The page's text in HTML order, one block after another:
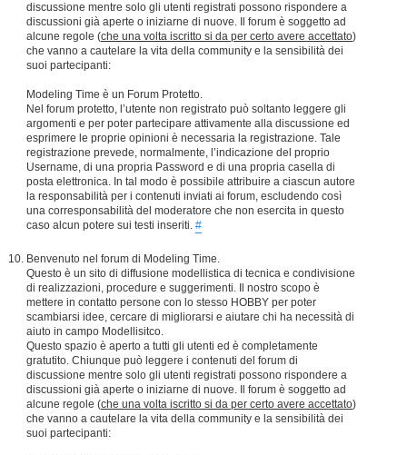
discussione mentre solo gli utenti registrati possono rispondere a
discussioni già aperte o iniziarne di nuove. Il forum è soggetto ad
alcune regole (che una volta iscritto si da per certo avere accettato)
che vanno a cautelare la vita della community e la sensibilità dei
suoi partecipanti:
Modeling Time è un Forum Protetto.
Nel forum protetto, l’utente non registrato può soltanto leggere gli
argomenti e per poter partecipare attivamente alla discussione ed
esprimere le proprie opinioni è necessaria la registrazione. Tale
registrazione prevede, normalmente, l’indicazione del proprio
Username, di una propria Password e di una propria casella di
posta elettronica. In tal modo è possibile attribuire a ciascun autore
la responsabilità per i contenuti inviati ai forum, escludendo così
una corresponsabilità del moderatore che non esercita in questo
caso alcun potere sui testi inseriti. #
Benvenuto nel forum di Modeling Time.
Questo è un sito di diffusione modellistica di tecnica e condivisione
di realizzazioni, procedure e suggerimenti. Il nostro scopo è
mettere in contatto persone con lo stesso HOBBY per poter
scambiarsi idee, cercare di migliorarsi e aiutare chi ha necessità di
aiuto in campo Modellisitco.
Questo spazio è aperto a tutti gli utenti ed è completamente
gratutito. Chiunque può leggere i contenuti del forum di
discussione mentre solo gli utenti registrati possono rispondere a
discussioni già aperte o iniziarne di nuove. Il forum è soggetto ad
alcune regole (che una volta iscritto si da per certo avere accettato)
che vanno a cautelare la vita della community e la sensibilità dei
suoi partecipanti: